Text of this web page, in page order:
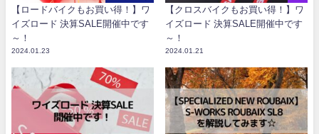
【ロードバイクもお買い得！】ワ
イズロード 決算SALE開催中です
～！
2024.01.23
【クロスバイクもお買い得！】ワ
イズロード 決算SALE開催中です
～！
2024.01.21